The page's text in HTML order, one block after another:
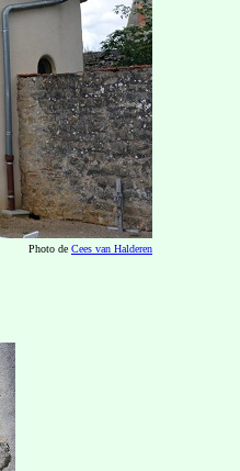
Photo de Cees van Halderen